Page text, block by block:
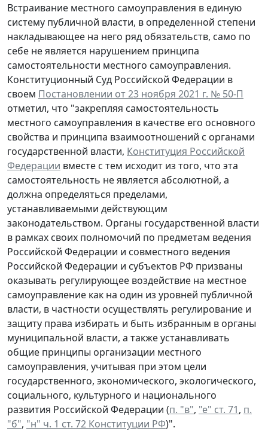
Встраивание местного самоуправления в единую
систему публичной власти, в определенной степени
накладывающее на него ряд обязательств, само по
себе не является нарушением принципа
самостоятельности местного самоуправления.
Конституционный Суд Российской Федерации в
своем Постановлении от 23 ноября 2021 г. № 50-П
отметил, что "закрепляя самостоятельность
местного самоуправления в качестве его основного
свойства и принципа взаимоотношений с органами
государственной власти, Конституция Российской
Федерации вместе с тем исходит из того, что эта
самостоятельность не является абсолютной, а
должна определяться пределами,
устанавливаемыми действующим
законодательством. Органы государственной власти
в рамках своих полномочий по предметам ведения
Российской Федерации и совместного ведения
Российской Федерации и субъектов РФ призваны
оказывать регулирующее воздействие на местное
самоуправление как на один из уровней публичной
власти, в частности осуществлять регулирование и
защиту права избирать и быть избранным в органы
муниципальной власти, а также устанавливать
общие принципы организации местного
самоуправления, учитывая при этом цели
государственного, экономического, экологического,
социального, культурного и национального
развития Российской Федерации (п. "в", "е" ст. 71, п.
"б", "н" ч. 1 ст. 72 Конституции РФ)".